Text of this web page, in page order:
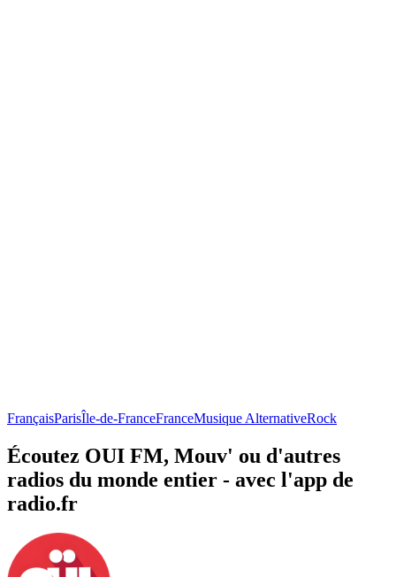
FrançaisParisÎle-de-FranceFranceMusique AlternativeRock
Écoutez OUI FM, Mouv' ou d'autres
radios du monde entier - avec l'app de
radio.fr